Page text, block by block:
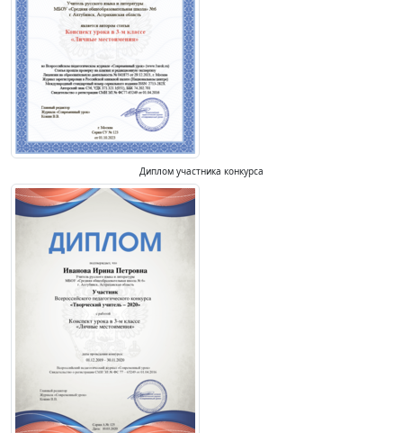
Диплом участника конкурса